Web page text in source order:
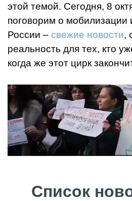
этой темой. Сегодня, 8
поговорим о мобилизации
России – свежие новости,
реальность для тех, кто
когда же этот цирк
Список